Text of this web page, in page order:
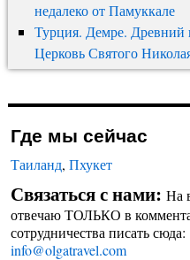
недалеко от Памуккале
Турция. Демре. Древний
Церковь Святого
Где мы сейчас
Таиланд, Пхукет
Связаться с нами: На
отвечаю ТОЛЬКО в
сотрудничества писать сюда:
info@olgatravel.com